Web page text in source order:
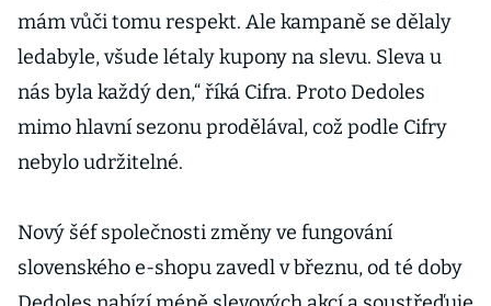
mám vůči tomu respekt. Ale kampaně se dělaly
ledabyle, všude létaly kupony na slevu. Sleva u
nás byla každý den,“ říká Cifra. Proto Dedoles
mimo hlavní sezonu prodělával, což podle Cifry
nebylo udržitelné.
Nový šéf společnosti změny ve fungování
slovenského e-shopu zavedl v březnu, od té doby